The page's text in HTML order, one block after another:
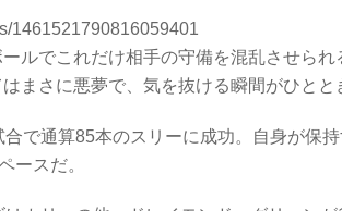
1461521790816059401
ルでこれだけ相手の守備を混乱させら
まさに悪夢で、気を抜ける瞬間がひとと
で通算85本のスリーに成功。自身が保
ースだ。